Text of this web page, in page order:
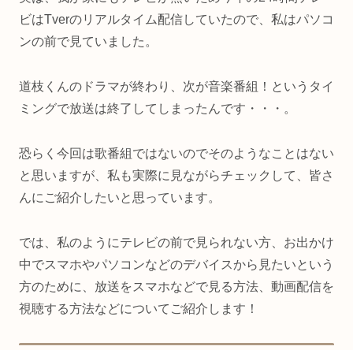
ビはTverのリアルタイム配信していたので、私はパソコ
ンの前で見ていました。
道枝くんのドラマが終わり、次が音楽番組！というタイ
ミングで放送は終了してしまったんです・・・。
恐らく今回は歌番組ではないのでそのようなことはない
と思いますが、私も実際に見ながらチェックして、皆さ
んにご紹介したいと思っています。
では、私のようにテレビの前で見られない方、お出かけ
中でスマホやパソコンなどのデバイスから見たいという
方のために、放送をスマホなどで見る方法、動画配信を
視聴する方法などについてご紹介します！